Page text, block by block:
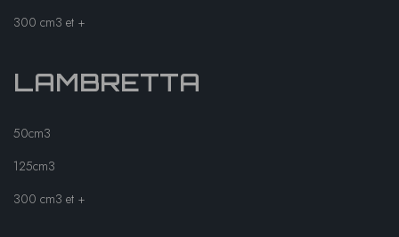
300 cm3 et +
LAMBRETTA
50cm3
125cm3
300 cm3 et +